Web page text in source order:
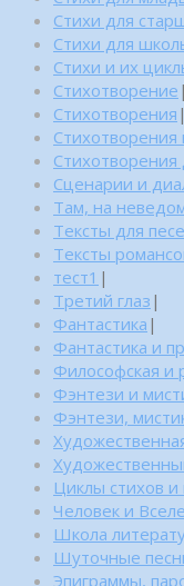
Стихи для
Стихи для
Стихи и их
Стихотворение |
Стихотворения |
Стихотворения
Стихотворения
Сценарии и
Там, на
Тексты для
Тексты
тест1 |
Третий глаз |
Фантастика |
Фантастика и
Философская и
Фэнтези и
Фэнтези,
Циклы стихов
Человек и
Школа
Шуточные
Эпиграммы,